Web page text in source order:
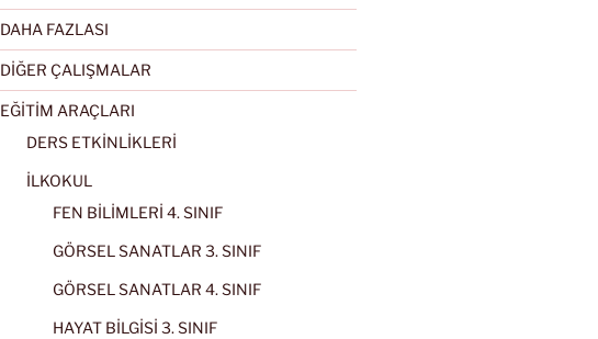
DAHA FAZLASI
DİĞER ÇALIŞMALAR
EĞİTİM ARAÇLARI
DERS ETKİNLİKLERİ
İLKOKUL
FEN BİLİMLERİ 4. SINIF
GÖRSEL SANATLAR 3. SINIF
GÖRSEL SANATLAR 4. SINIF
HAYAT BİLGİSİ 3. SINIF